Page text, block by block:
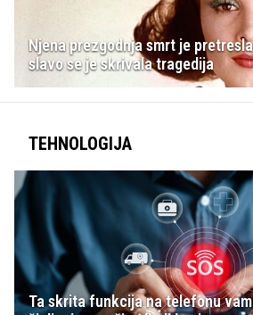
Njena prezgodnja smrt je
slavo se je skrivala tragedija
TEHNOLOGIJA
Ta skrita funkcija na telefonu